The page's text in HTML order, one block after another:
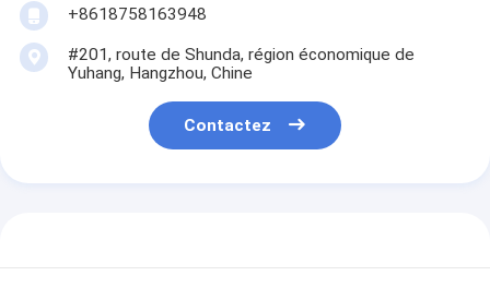
+8618758163948
#201, route de Shunda, région économique de
Yuhang, Hangzhou, Chine
Contactez